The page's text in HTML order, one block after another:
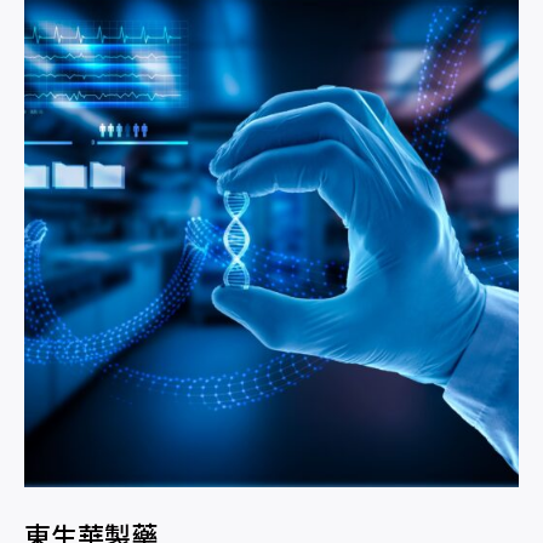
東生華製藥